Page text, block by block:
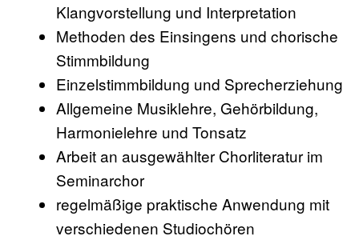
Klangvorstellung und Interpretation
Methoden des Einsingens und chorische
Stimmbildung
Einzelstimmbildung und Sprecherziehung
Allgemeine Musiklehre, Gehörbildung,
Harmonielehre und Tonsatz
Arbeit an ausgewählter Chorliteratur im
Seminarchor
regelmäßige praktische Anwendung mit
verschiedenen Studiochören